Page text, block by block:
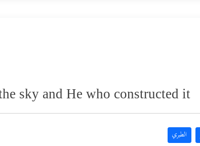
sky and He who constructed it
الطبري